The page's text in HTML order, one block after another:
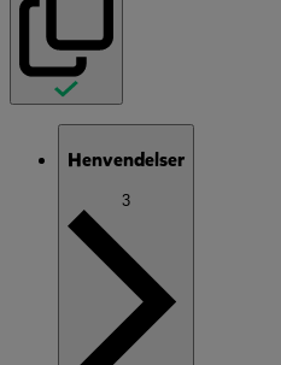
Henvendelser
3